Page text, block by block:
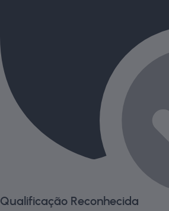
Qualificação Reconhecida